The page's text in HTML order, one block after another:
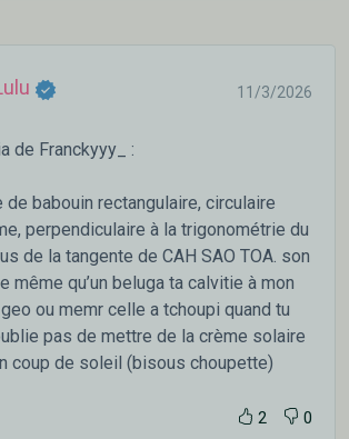
11/3/2026
de Franckyyy_ :
de babouin rectangulaire, circulaire
perpendiculaire à la trigonométrie du
de la tangente de CAH SAO TOA. son
même qu’un beluga ta calvitie à mon
ou memr celle a tchoupi quand tu
pas de mettre de la crème solaire
coup de soleil (bisous choupette)
2 0